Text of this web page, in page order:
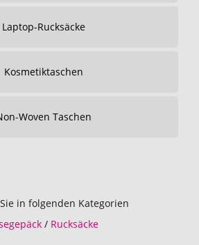
Laptop-Rucksäcke
Kosmetiktaschen
Woven Taschen
in folgenden Kategorien
/ Rucksäcke